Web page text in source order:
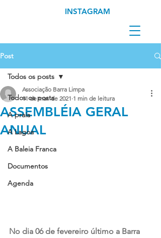
INSTAGRAM
Post
Todos os posts
A praia
A Lagoa
A Baleia Franca
Documentos
Agenda
Todos os posts
ASSEMBLÉIA GERAL
ANUAL
Associação Barra Limpa
11 de mar. de 2021 1 min de leitura
No dia 06 de fevereiro último a Barra